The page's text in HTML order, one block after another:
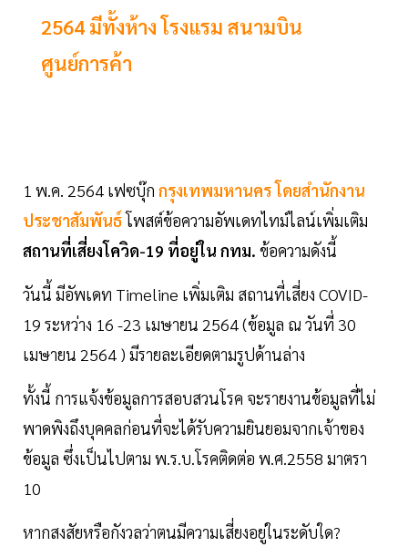
2564 มีทั้งห้าง โรงแรม สนามบิน
ศูนย์การค้า
1 พ.ค. 2564 เฟซบุ๊ก กรุงเทพมหานคร โดยสำนักงาน
ประชาสัมพันธ์โพสต์ข้อความอัพเดทไทม์ไลน์เพิ่มเติม
สถานที่เสี่ยงโควิด-19 ที่อยู่ใน กทม. ข้อความดังนี้
วันนี้ มีอัพเดท Timeline เพิ่มเติม สถานที่เสี่ยง COVID-
19 ระหว่าง 16 -23 เมษายน 2564 (ข้อมูล ณ วันที่ 30
เมษายน 2564 ) มีรายละเอียดตามรูปด้านล่าง
ทั้งนี้ การแจ้งข้อมูลการสอบสวนโรค จะรายงานข้อมูลที่ไม่
พาดพิงถึงบุคคลก่อนที่จะได้รับความยินยอมจากเจ้าของ
ข้อมูล ซึ่งเป็นไปตาม พ.ร.บ.โรคติดต่อ พ.ศ.2558 มาตรา
10
หากสงสัยหรือกังวลว่าตนมีความเสี่ยงอยู่ในระดับใด?